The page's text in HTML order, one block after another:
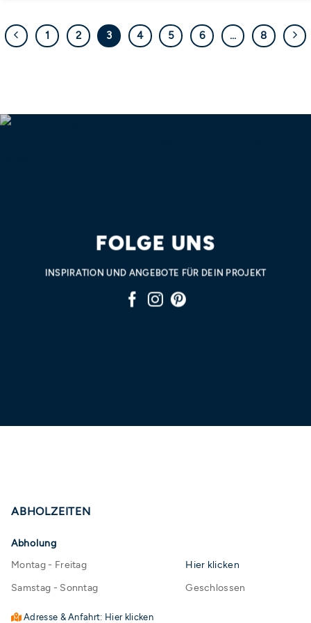
1 2 3 4 5 6 … 8
FOLGE UNS
INSPIRATION UND ANGEBOTE FÜR DEIN PROJEKT
ABHOLZEITEN
Abholung
Montag - Freitag
Hier klicken
Samstag - Sonntag
Geschlossen
Adresse & Anfahrt: Hier klicken